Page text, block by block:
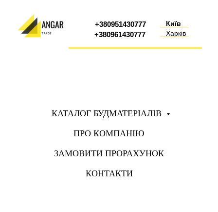
+380961430777
+380951430777
Київ
Харків
КАТАЛОГ БУДМАТЕРІАЛІВ
ПРО КОМПАНІЮ
ЗАМОВИТИ ПРОРАХУНОК
КОНТАКТИ